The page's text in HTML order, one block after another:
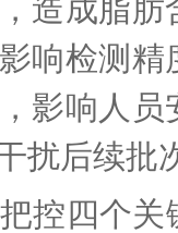
造成脂
响检测
影响人
扰后续批
控四个